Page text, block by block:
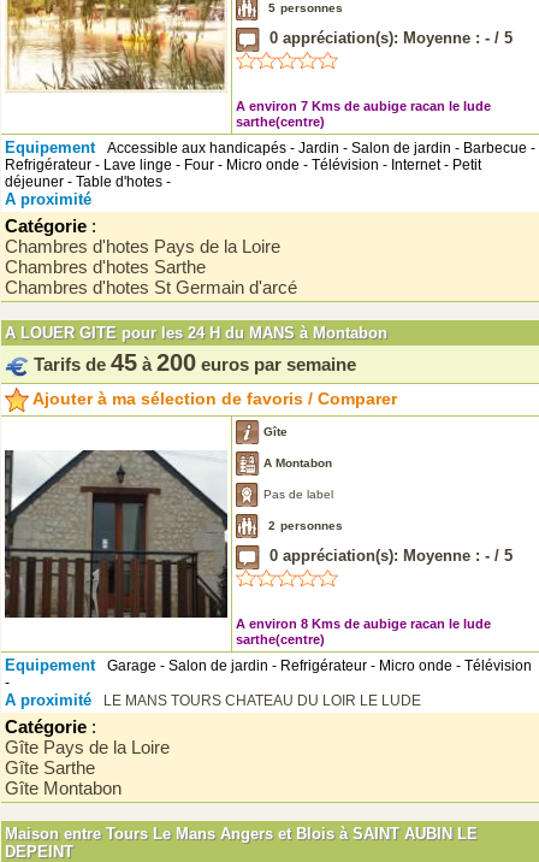
5 personnes
0 appréciation(s): Moyenne : - / 5
A environ 7 Kms de aubige racan le lude
sarthe(centre)
Equipement
Accessible aux handicapés - Jardin - Salon de jardin - Barbecue -
Refrigérateur - Lave linge - Four - Micro onde - Télévision - Internet - Petit
déjeuner - Table d'hotes -
A proximité
Catégorie :
Chambres d'hotes Pays de la Loire
Chambres d'hotes Sarthe
Chambres d'hotes St Germain d'arcé
A LOUER GITE pour les 24 H du MANS à Montabon
Tarifs de 45 à 200 euros par semaine
Ajouter à ma sélection de favoris / Comparer
Gîte
A Montabon
Pas de label
2 personnes
0 appréciation(s): Moyenne : - / 5
A environ 8 Kms de aubige racan le lude
sarthe(centre)
Equipement
Garage - Salon de jardin - Refrigérateur - Micro onde - Télévision
-
A proximité LE MANS TOURS CHATEAU DU LOIR LE LUDE
Catégorie :
Gîte Pays de la Loire
Gîte Sarthe
Gîte Montabon
Maison entre Tours Le Mans Angers et Blois à SAINT AUBIN LE
DEPEINT